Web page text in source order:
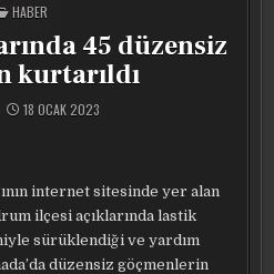
POSTED
IN
HABER
45 düzensiz
kurtarıldı
18 OCAK 2023
internet sitesinde yer alan
ilçesi açıklarında lastik
sürüklendiği ve yardım
düzensiz göçmenlerin